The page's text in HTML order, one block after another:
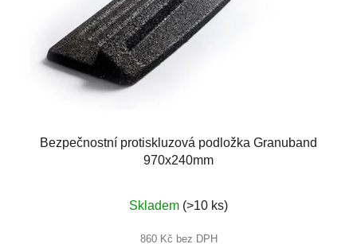
Bezpečnostní protiskluzová podložka Granuband
970x240mm
hodnocení
produktu
Skladem (>10 ks)
860 Kč bez DPH